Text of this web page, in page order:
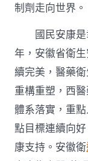
制劑走向世界。
國民安康
年，安徽省衛
續完美，醫藥
重構重塑，西
體系落實，重
點目標連續向
康支持。安徽衛